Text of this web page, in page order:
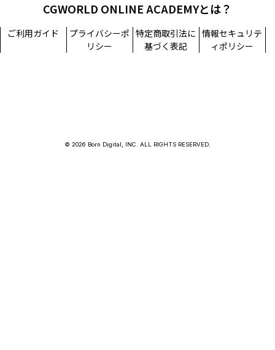
CGWORLD ONLINE ACADEMYとは？
ご利用ガイド
プライバシーポ
リシー
特定商取引法に
基づく表記
情報セキュリテ
ィポリシー
© 2026 Born Digital, INC. ALL RIGHTS RESERVED.